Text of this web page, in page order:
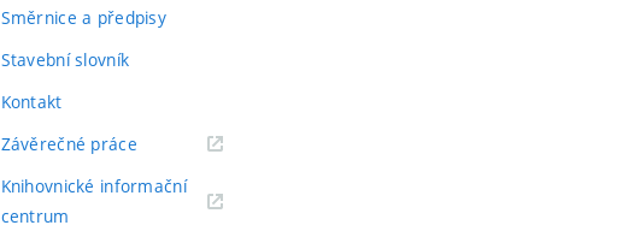
Směrnice a předpisy
Stavební slovník
Kontakt
Závěrečné práce(externí
Knihovnické informační
centrum